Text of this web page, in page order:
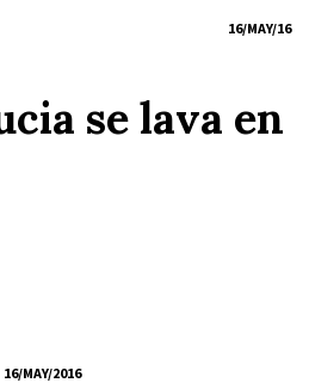
16/MAY/16
se lava en
16/MAY/2016